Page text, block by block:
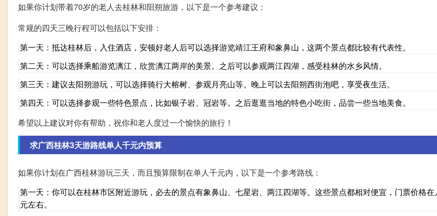
如果你计划带着70岁的老人去桂林和阳朔旅游，以下是一个参考建议：
常规的四天三晚行程可以包括以下安排：
第一天：抵达桂林后，入住酒店，安顿好老人后可以选择游览靖江王府和象鼻山，这两个景点都比较有代表性。
第二天：可以选择乘船游览漓江，欣赏漓江两岸的美景。之后可以参观两江四湖，感受桂林的水乡风情。
第三天：建议去阳朔游玩，可以选择骑行大榕树、参观月亮山等。晚上可以去阳朔西街泡吧，享受夜生活。
第四天：可以选择参观一些特色景点，比如银子岩、冠岩等。之后逛逛当地的特色小吃街，品尝一些当地美食。
希望以上建议对你有帮助，祝你和老人度过一个愉快的旅行！
求广西桂林3天游路线单人千元内预算
如果你计划在广西桂林游玩三天，而且预算限制在单人千元内，以下是一个参考路线：
第一天：你可以在桂林市区附近游玩，必去的景点有象鼻山、七星岩、两江四湖等。这些景点都相对便宜，门票价格
元左右。